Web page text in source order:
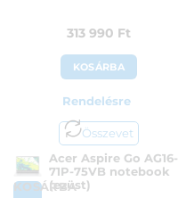
313 990 Ft
KOSÁRBA
Rendelésre
Összevet
KOSÁRBA
Acer Aspire Go AG16-
71P-75VB notebook
(ezüst)